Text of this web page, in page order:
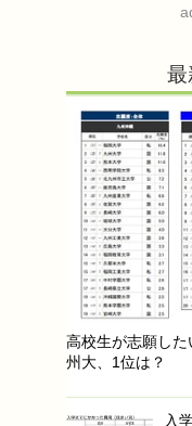
最
高校生が志願し
州大、1位は？
入